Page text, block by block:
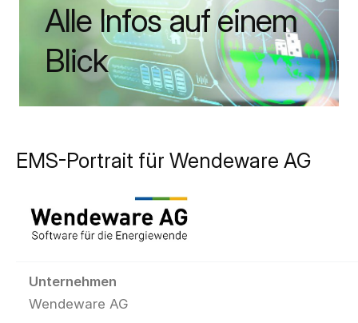
Alle Infos auf einem
Blick
EMS-Portrait für Wendeware AG
Unternehmen
Wendeware AG